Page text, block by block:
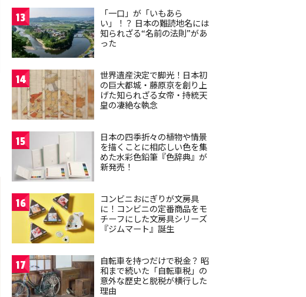
13
「一口」が「いもあら
い」！？ 日本の難読地名には
知られざる“名前の法則”があ
った
14
世界遺産決定で脚光！日本初
の巨大都城・藤原京を創り上
げた知られざる女帝・持統天
皇の凄絶な執念
15
日本の四季折々の植物や情景
を描くことに相応しい色を集
めた水彩色鉛筆『色辞典』が
新発売！
16
コンビニおにぎりが文房具
に！コンビニの定番商品をモ
チーフにした文房具シリーズ
『ジムマート』誕生
17
自転車を持つだけで税金？ 昭
和まで続いた「自転車税」の
意外な歴史と脱税が横行した
理由